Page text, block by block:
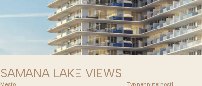
SAMANA LAKE VIEWS
Mesto Typ nehnuteľnosti